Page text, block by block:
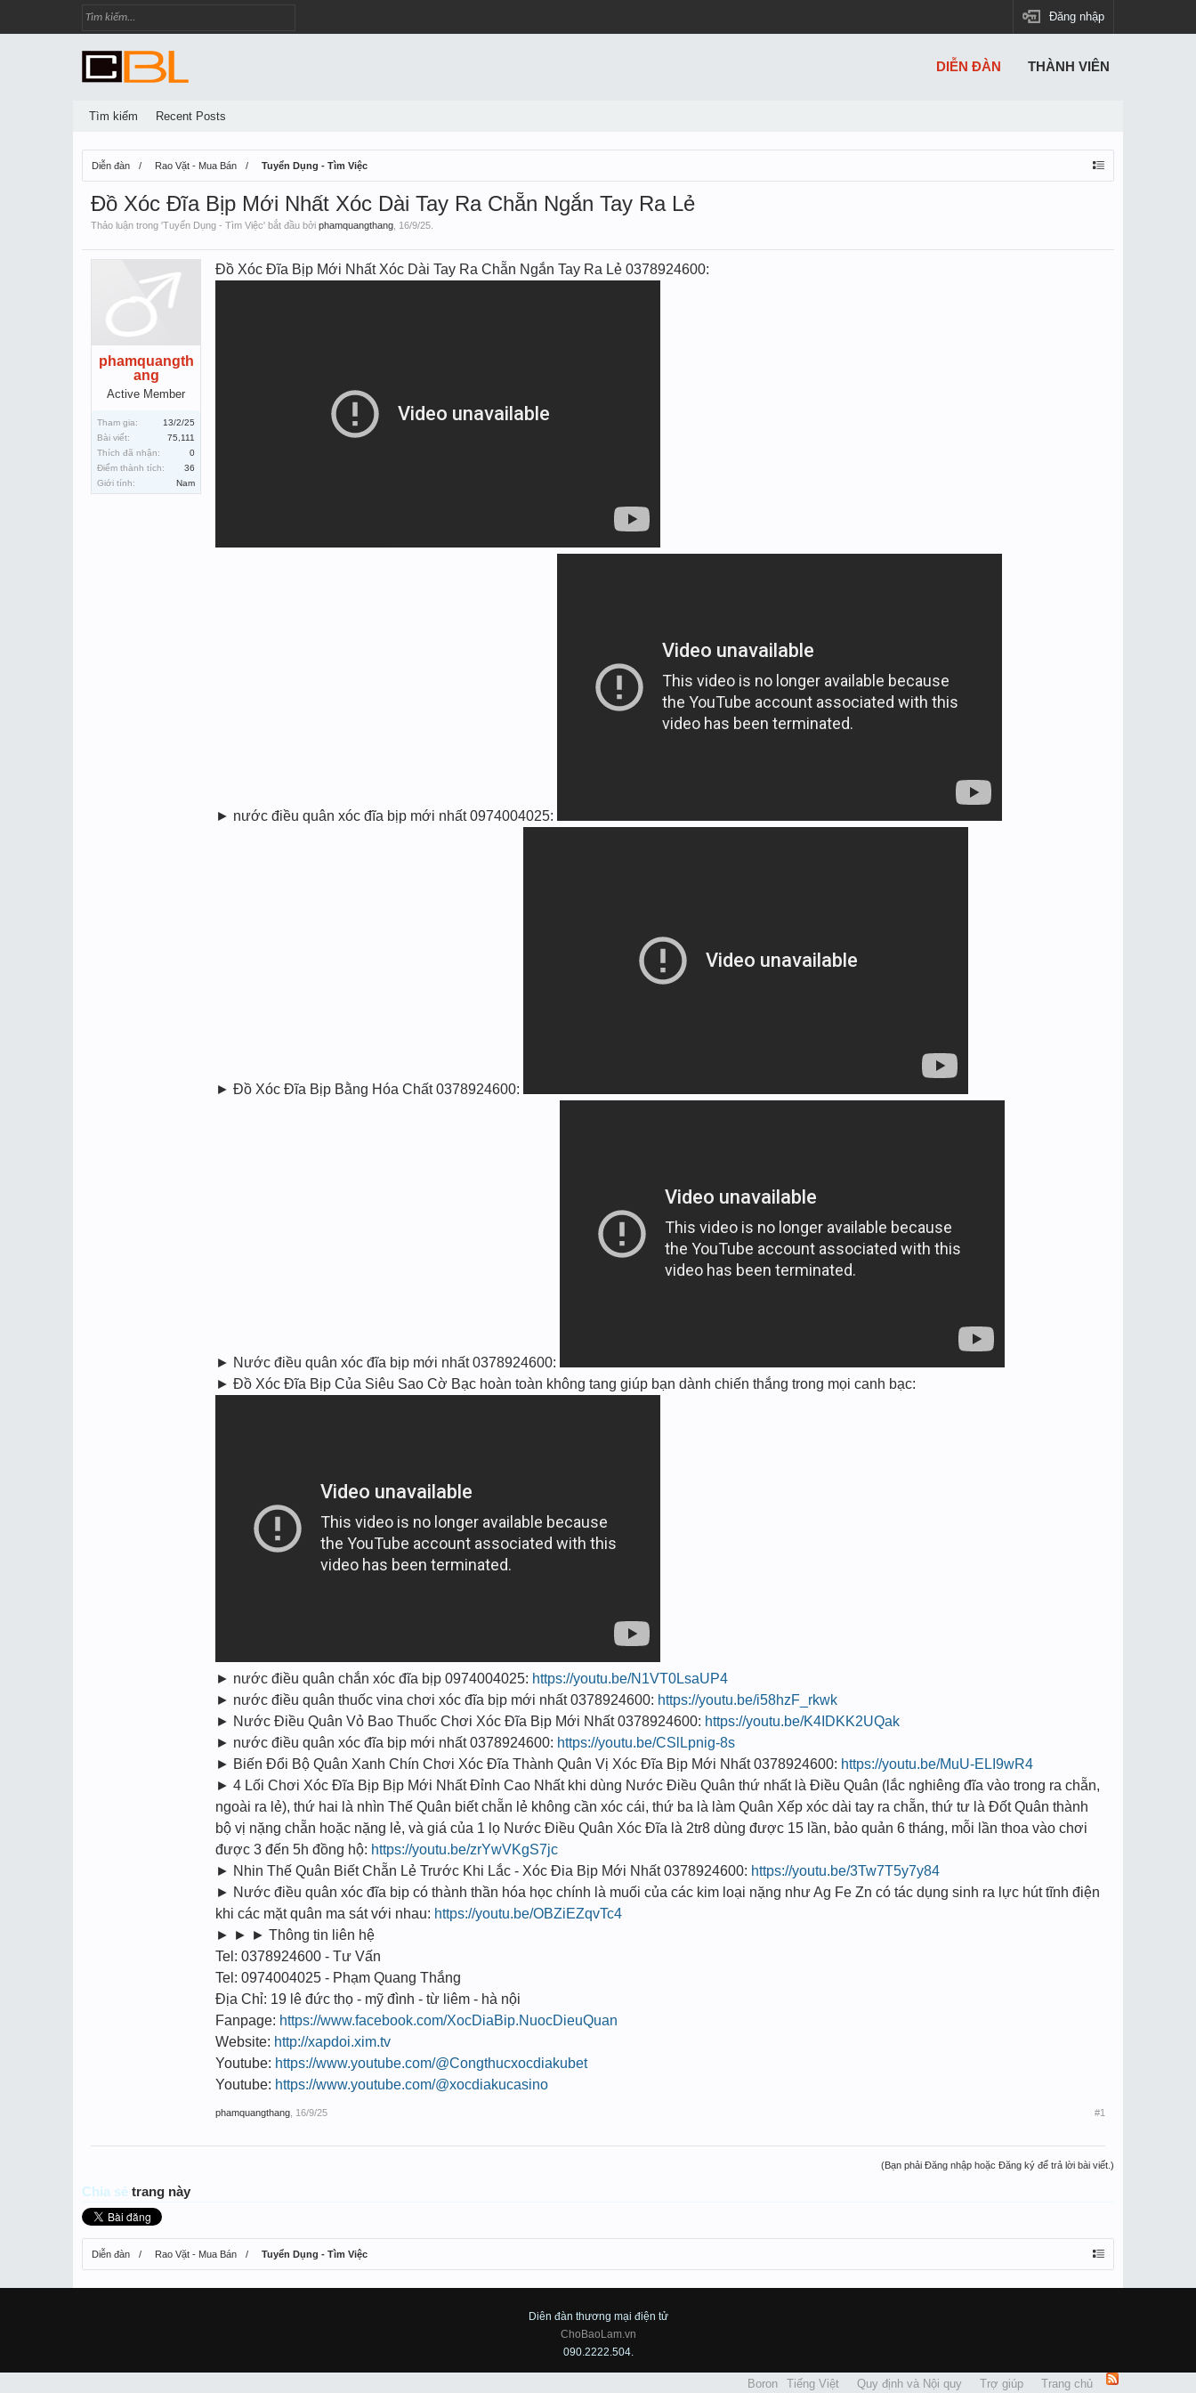
Đăng nhập
Diễn đàn Rao Vặt - Mua Bán Tuyển Dụng - Tìm Việc
Đồ Xóc Đĩa Bịp Mới Nhất Xóc Dài Tay Ra Chẵn Ngắn Tay Ra Lẻ
Thảo luận trong 'Tuyển Dụng - Tìm Việc' bắt đầu bởi phamquangthang 16/9/25
phamquangth
ang
Active Member
Tham gia:
13/2/25
Bài viết:
75,111
Thích đã nhận:
0
Điểm thành tích:
36
Giới tính:
Nam
Đồ Xóc Đĩa Bịp Mới Nhất Xóc Dài Tay Ra Chẵn Ngắn Tay Ra Lẻ 0378924600:
► nước điều quân xóc đĩa bịp mới nhất 0974004025:
► Đồ Xóc Đĩa Bịp Bằng Hóa Chất 0378924600:
► Nước điều quân xóc đĩa bịp mới nhất 0378924600:
► Đồ Xóc Đĩa Bịp Của Siêu Sao Cờ Bạc hoàn toàn không tang giúp bạn dành chiến thắng trong mọi canh bạc:
► nước điều quân chắn xóc đĩa bịp 0974004025: https://youtu.be/N1VT0LsaUP4
► nước điều quân thuốc vina chơi xóc đĩa bịp mới nhất 0378924600: https://youtu.be/i58hzF_rkwk
► Nước Điều Quân Vỏ Bao Thuốc Chơi Xóc Đĩa Bịp Mới Nhất 0378924600: https://youtu.be/K4IDKK2UQak
► nước điều quân xóc đĩa bịp mới nhất 0378924600: https://youtu.be/CSlLpnig-8s
► Biến Đổi Bộ Quân Xanh Chín Chơi Xóc Đĩa Thành Quân Vị Xóc Đĩa Bịp Mới Nhất 0378924600: https://youtu.be/MuU-ELI9wR4
► 4 Lối Chơi Xóc Đĩa Bịp Bịp Mới Nhất Đỉnh Cao Nhất khi dùng Nước Điều Quân thứ nhất là Điều Quân (lắc nghiêng đĩa vào trong ra chẵn,
ngoài ra lẻ), thứ hai là nhìn Thế Quân biết chẵn lẻ không cần xóc cái, thứ ba là làm Quân Xếp xóc dài tay ra chẵn, thứ tư là Đốt Quân thành
bộ vị nặng chẵn hoặc nặng lẻ, và giá của 1 lọ Nước Điều Quân Xóc Đĩa là 2tr8 dùng được 15 lần, bảo quản 6 tháng, mỗi lần thoa vào chơi
được 3 đến 5h đồng hộ: https://youtu.be/zrYwVKgS7jc
► Nhin Thế Quân Biết Chẵn Lẻ Trước Khi Lắc - Xóc Đia Bịp Mới Nhất 0378924600: https://youtu.be/3Tw7T5y7y84
► Nước điều quân xóc đĩa bịp có thành thần hóa học chính là muối của các kim loại nặng như Ag Fe Zn có tác dụng sinh ra lực hút tĩnh điện
khi các mặt quân ma sát với nhau: https://youtu.be/OBZiEZqvTc4
► ► ► Thông tin liên hệ
Tel: 0378924600 - Tư Vấn
Tel: 0974004025 - Phạm Quang Thắng
Địa Chỉ: 19 lê đức thọ - mỹ đình - từ liêm - hà nội
Fanpage: https://www.facebook.com/XocDiaBip.NuocDieuQuan
Website: http://xapdoi.xim.tv
Youtube: https://www.youtube.com/@Congthucxocdiakubet
Youtube: https://www.youtube.com/@xocdiakucasino
phamquangthang 16/9/25 #1
(Bạn phải Đăng nhập hoặc Đăng ký để trả lời bài viết.)
Chia sẻ trang này
Diễn đàn Rao Vặt - Mua Bán Tuyển Dụng - Tìm Việc
DIỄN ĐÀN
Tìm kiếm Recent Posts
THÀNH VIÊN
Diên đàn thương mại điện tử
ChoBaoLam.vn
090.2222.504.
Boron Tiếng Việt Quy định và Nội quy Trợ giúp Trang chủ